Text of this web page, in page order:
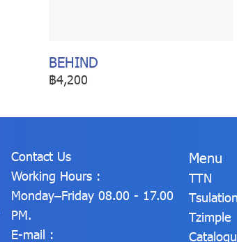
BEHIND
฿4,200
Contact Us
Working Hours :
Monday–Friday 08.00 - 17.00
PM.
E-mail :
Menu
TTN
Tsulation
Tzimple